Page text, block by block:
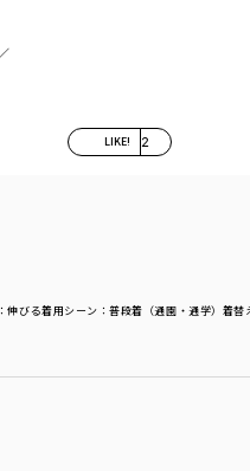
LIKE! 2
：伸びる着用シーン ：普段着（通園・通学） 着替